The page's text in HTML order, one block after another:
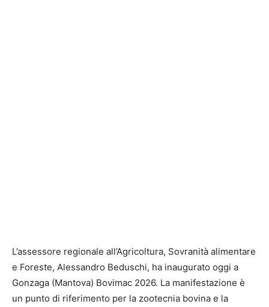
L’assessore regionale all’Agricoltura, Sovranità alimentare
e Foreste, Alessandro Beduschi, ha inaugurato oggi a
Gonzaga (Mantova) Bovimac 2026. La manifestazione è
un punto di riferimento per la zootecnia bovina e la